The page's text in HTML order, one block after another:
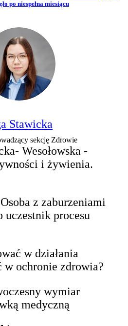
po niespełna miesiącu
Stawicka
sekcję Zdrowie
Wesołowska -
i żywienia.
z zaburzeniami
procesu
w działania
w ochronie zdrowia?
wymiar
medyczną